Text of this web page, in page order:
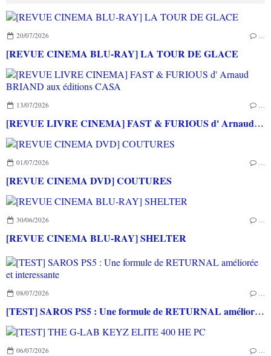
20/07/2026 …
[REVUE CINEMA BLU-RAY] LA TOUR DE GLACE
13/07/2026 …
[REVUE LIVRE CINEMA] FAST & FURIOUS d' Arnaud BRIAND aux éditions CASA
01/07/2026 …
[REVUE CINEMA DVD] COUTURES
30/06/2026 …
[REVUE CINEMA BLU-RAY] SHELTER
08/07/2026 …
[TEST] SAROS PS5 : Une formule de RETURNAL améliorée et interessante
06/07/2026 …